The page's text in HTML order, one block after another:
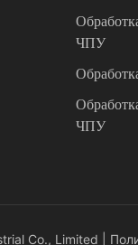
ЧПУ
ЧПУ
Co., Limited |